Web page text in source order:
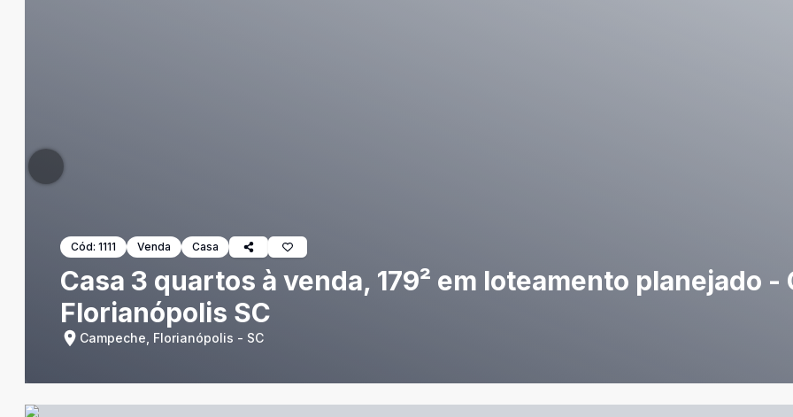
Cód: 1111 Venda Casa
Casa 3 quartos à venda, 179² em loteamento planejado -
Florianópolis SC
Campeche, Florianópolis - SC